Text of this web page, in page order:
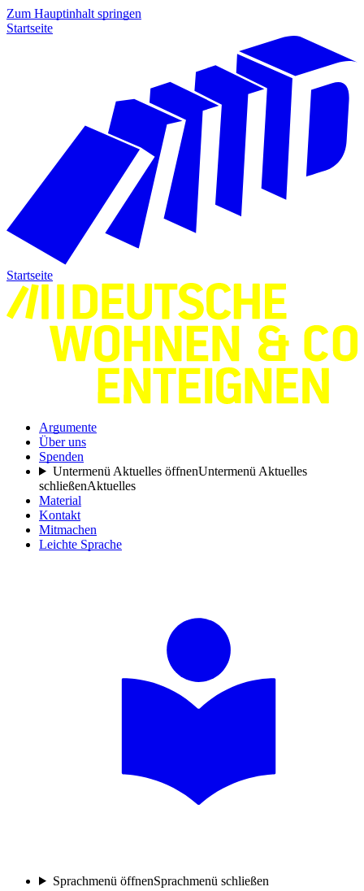
Zum Hauptinhalt springen
Startseite
Startseite
Argumente
Über uns
Spenden
Untermenü Aktuelles öffnenUntermenü Aktuelles
schließenAktuelles
Material
Kontakt
Mitmachen
Leichte Sprache
Sprachmenü öffnenSprachmenü schließen